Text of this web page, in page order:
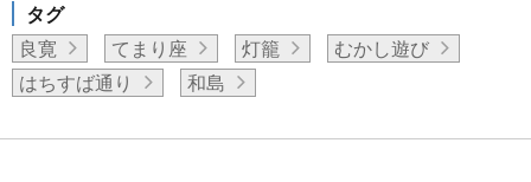
タグ
良寛
てまり座 灯籠
むかし遊び
はちすば通り
和島